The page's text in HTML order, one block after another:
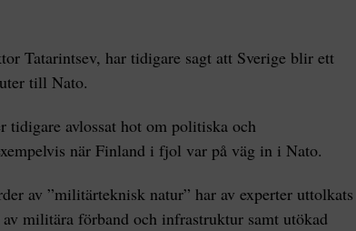
Tatarintsev, har tidigare sagt att Sverige blir ett
till Nato.
tidigare avlossat hot om politiska och
när Finland i fjol var på väg in i Nato.
av ”militärteknisk natur” har av experter uttolkats
militära förband och infrastruktur samt utökad